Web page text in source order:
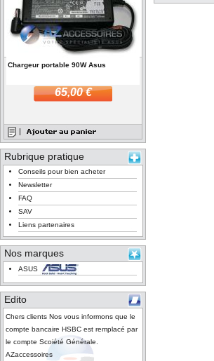
Chargeur portable 90W Asus
65,00 €
Rubrique pratique
Conseils pour bien acheter
Newsletter
FAQ
SAV
Liens partenaires
Nos marques
ASUS
Edito
Chers clients Nos vous informons que le
compte bancaire HSBC est remplacé par
le compte Scoiété Générale.
AZaccessoires